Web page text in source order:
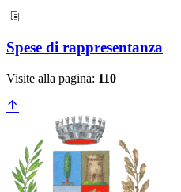
Spese di rappresentanza
Visite alla pagina: 110